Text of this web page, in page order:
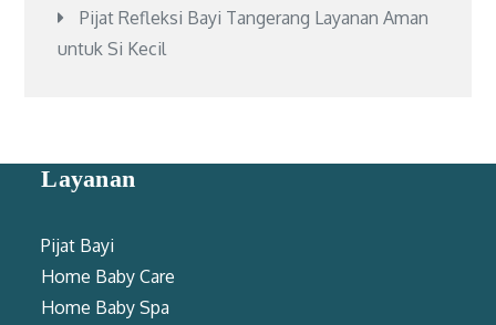
Pijat Refleksi Bayi Tangerang Layanan Aman
untuk Si Kecil
Layanan
Pijat Bayi
Home Baby Care
Home Baby Spa